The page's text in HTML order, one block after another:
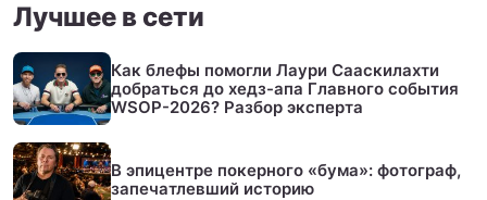
Лучшее в сети
Как блефы помогли Лаури Сааскилахти
добраться до хедз-апа Главного события
WSOP-2026? Разбор эксперта
В эпицентре покерного «бума»: фотограф,
запечатлевший историю